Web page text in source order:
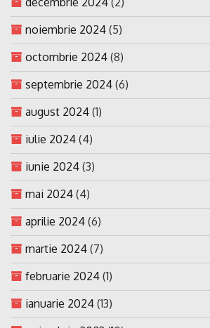
noiembrie 2024 (5)
octombrie 2024 (8)
septembrie 2024 (6)
august 2024 (1)
iulie 2024 (4)
iunie 2024 (3)
mai 2024 (4)
aprilie 2024 (6)
martie 2024 (7)
februarie 2024 (1)
ianuarie 2024 (13)